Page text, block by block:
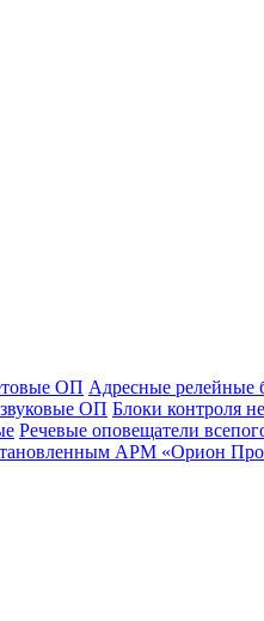
ОП Адресные
ОП Блоки контроля
Речевые оповещатели
АРМ «Орион